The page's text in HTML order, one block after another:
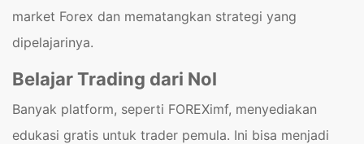
market Forex dan mematangkan strategi yang
dipelajarinya.
Belajar Trading dari Nol
Banyak platform, seperti FOREXimf, menyediakan
edukasi gratis untuk trader pemula. Ini bisa menjadi